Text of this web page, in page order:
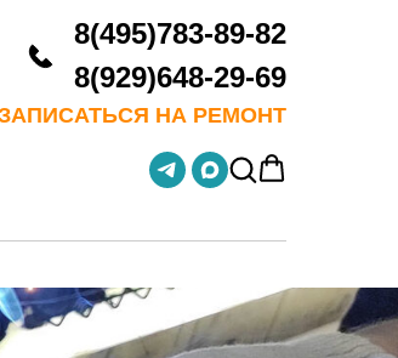
8(495)783-89-82
8(929)648-29-69
НА РЕМОНТ